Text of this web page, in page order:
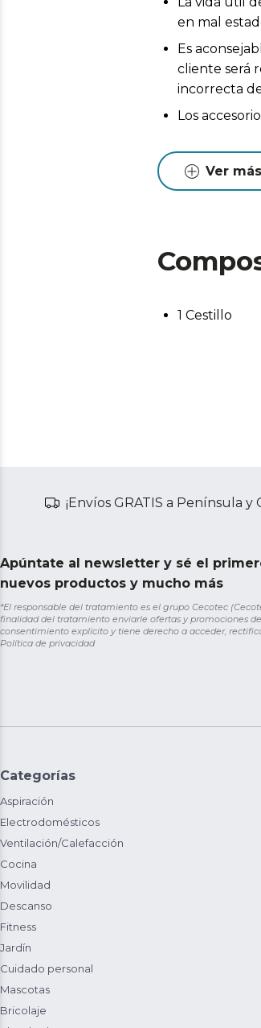
en mal
Es
cliente será
incorrecta
Los
Ver más
1 Cestillo
¡Envíos GRATIS a Península y
Apúntate al newsletter y sé el
nuevos productos y mucho más
*El responsable del tratamiento es el grupo Cecotec
finalidad del tratamiento enviarle ofertas y promociones
consentimiento explícito y tiene derecho a acceder,
Política de privacidad
Categorías
Aspiración
Electrodomésticos
Ventilación/Calefacción
Cocina
Movilidad
Descanso
Fitness
Jardín
Cuidado personal
Mascotas
Bricolaje